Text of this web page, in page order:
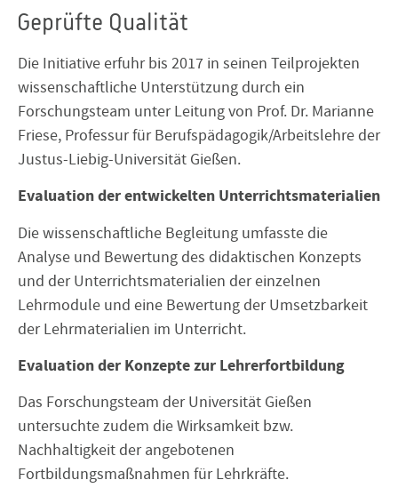
Geprüfte Qualität
Die Initiative erfuhr bis 2017 in seinen Teilprojekten
wissenschaftliche Unterstützung durch ein
Forschungsteam unter Leitung von Prof. Dr. Marianne
Friese, Professur für Berufspädagogik/Arbeitslehre der
Justus-Liebig-Universität Gießen.
Evaluation der entwickelten Unterrichtsmaterialien
Die wissenschaftliche Begleitung umfasste die
Analyse und Bewertung des didaktischen Konzepts
und der Unterrichtsmaterialien der einzelnen
Lehrmodule und eine Bewertung der Umsetzbarkeit
der Lehrmaterialien im Unterricht.
Evaluation der Konzepte zur Lehrerfortbildung
Das Forschungsteam der Universität Gießen
untersuchte zudem die Wirksamkeit bzw.
Nachhaltigkeit der angebotenen
Fortbildungsmaßnahmen für Lehrkräfte.